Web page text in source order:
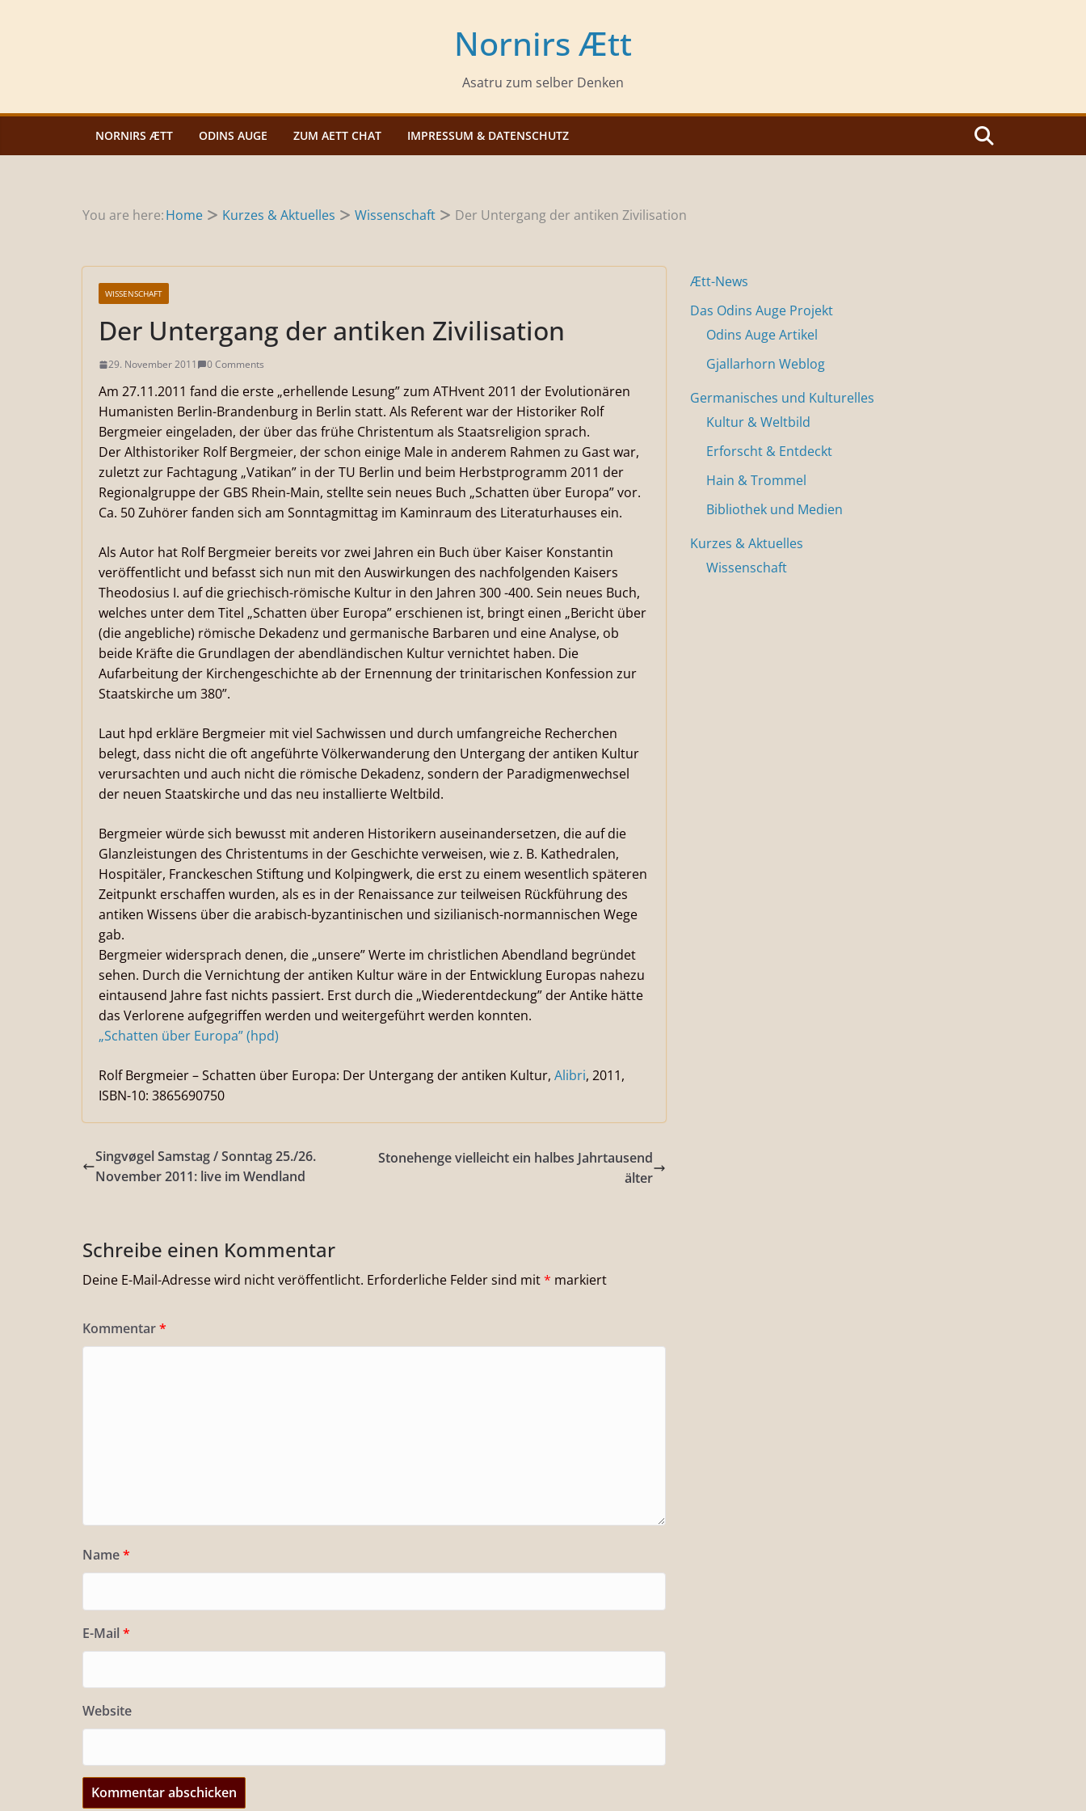
Nornirs Ætt
Asatru zum selber Denken
NORNIRS ÆTT ODINS AUGE ZUM AETT CHAT IMPRESSUM & DATENSCHUTZ
You are here:Home Kurzes & Aktuelles Wissenschaft Der Untergang der antiken Zivilisation
WISSENSCHAFT
Der Untergang der antiken Zivilisation
29. November 2011 0 Comments
Am 27.11.2011 fand die erste „erhellende Lesung” zum ATHvent 2011 der Evolutionären
Humanisten Berlin-Brandenburg in Berlin statt. Als Referent war der Historiker Rolf
Bergmeier eingeladen, der über das frühe Christentum als Staatsreligion sprach.
Der Althistoriker Rolf Bergmeier, der schon einige Male in anderem Rahmen zu Gast war,
zuletzt zur Fachtagung „Vatikan” in der TU Berlin und beim Herbstprogramm 2011 der
Regionalgruppe der GBS Rhein-Main, stellte sein neues Buch „Schatten über Europa” vor.
Ca. 50 Zuhörer fanden sich am Sonntagmittag im Kaminraum des Literaturhauses ein.
Als Autor hat Rolf Bergmeier bereits vor zwei Jahren ein Buch über Kaiser Konstantin
veröffentlicht und befasst sich nun mit den Auswirkungen des nachfolgenden Kaisers
Theodosius I. auf die griechisch-römische Kultur in den Jahren 300 -400. Sein neues Buch,
welches unter dem Titel „Schatten über Europa” erschienen ist, bringt einen „Bericht über
(die angebliche) römische Dekadenz und germanische Barbaren und eine Analyse, ob
beide Kräfte die Grundlagen der abendländischen Kultur vernichtet haben. Die
Aufarbeitung der Kirchengeschichte ab der Ernennung der trinitarischen Konfession zur
Staatskirche um 380”.
Laut hpd erkläre Bergmeier mit viel Sachwissen und durch umfangreiche Recherchen
belegt, dass nicht die oft angeführte Völkerwanderung den Untergang der antiken Kultur
verursachten und auch nicht die römische Dekadenz, sondern der Paradigmenwechsel
der neuen Staatskirche und das neu installierte Weltbild.
Bergmeier würde sich bewusst mit anderen Historikern auseinandersetzen, die auf die
Glanzleistungen des Christentums in der Geschichte verweisen, wie z. B. Kathedralen,
Hospitäler, Franckeschen Stiftung und Kolpingwerk, die erst zu einem wesentlich späteren
Zeitpunkt erschaffen wurden, als es in der Renaissance zur teilweisen Rückführung des
antiken Wissens über die arabisch-byzantinischen und sizilianisch-normannischen Wege
gab.
Bergmeier widersprach denen, die „unsere” Werte im christlichen Abendland begründet
sehen. Durch die Vernichtung der antiken Kultur wäre in der Entwicklung Europas nahezu
eintausend Jahre fast nichts passiert. Erst durch die „Wiederentdeckung” der Antike hätte
das Verlorene aufgegriffen werden und weitergeführt werden konnten.
„Schatten über Europa” (hpd)
Rolf Bergmeier – Schatten über Europa: Der Untergang der antiken Kultur, Alibri, 2011,
ISBN-10: 3865690750
Singvøgel Samstag / Sonntag 25./26.
November 2011: live im Wendland
Stonehenge vielleicht ein halbes Jahrtausend
älter
Schreibe einen Kommentar
Deine E-Mail-Adresse wird nicht veröffentlicht. Erforderliche Felder sind mit* markiert
Kommentar*
Name*
E-Mail *
Website
Ætt-News
Das Odins Auge Projekt
Odins Auge Artikel
Gjallarhorn Weblog
Germanisches und Kulturelles
Kultur & Weltbild
Erforscht & Entdeckt
Hain & Trommel
Bibliothek und Medien
Kurzes & Aktuelles
Wissenschaft